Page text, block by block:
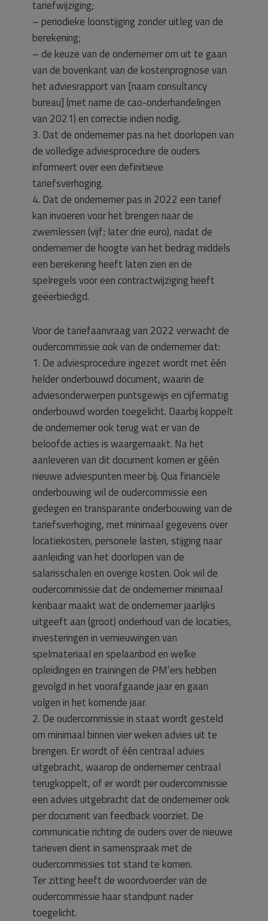
tariefwijziging;
– periodieke loonstijging zonder uitleg van de
berekening;
– de keuze van de ondernemer om uit te gaan
van de bovenkant van de kostenprognose van
het adviesrapport van [naam consultancy
bureau] (met name de cao-onderhandelingen
van 2021) en correctie indien nodig.
3. Dat de ondernemer pas na het doorlopen van
de volledige adviesprocedure de ouders
informeert over een definitieve
tariefsverhoging.
4. Dat de ondernemer pas in 2022 een tarief
kan invoeren voor het brengen naar de
zwemlessen (vijf; later drie euro), nadat de
ondernemer de hoogte van het bedrag middels
een berekening heeft laten zien en de
spelregels voor een contractwijziging heeft
geëerbiedigd.
Voor de tariefaanvraag van 2022 verwacht de
oudercommissie ook van de ondernemer dat:
1. De adviesprocedure ingezet wordt met één
helder onderbouwd document, waarin de
adviesonderwerpen puntsgewijs en cijfermatig
onderbouwd worden toegelicht. Daarbij koppelt
de ondernemer ook terug wat er van de
beloofde acties is waargemaakt. Na het
aanleveren van dit document komen er géén
nieuwe adviespunten meer bij. Qua financiële
onderbouwing wil de oudercommissie een
gedegen en transparante onderbouwing van de
tariefsverhoging, met minimaal gegevens over
locatiekosten, personele lasten, stijging naar
aanleiding van het doorlopen van de
salarisschalen en overige kosten. Ook wil de
oudercommissie dat de ondernemer minimaal
kenbaar maakt wat de ondernemer jaarlijks
uitgeeft aan (groot) onderhoud van de locaties,
investeringen in vernieuwingen van
spelmateriaal en spelaanbod en welke
opleidingen en trainingen de PM’ers hebben
gevolgd in het voorafgaande jaar en gaan
volgen in het komende jaar.
2. De oudercommissie in staat wordt gesteld
om minimaal binnen vier weken advies uit te
brengen. Er wordt of één centraal advies
uitgebracht, waarop de ondernemer centraal
terugkoppelt, of er wordt per oudercommissie
een advies uitgebracht dat de ondernemer ook
per document van feedback voorziet. De
communicatie richting de ouders over de nieuwe
tarieven dient in samenspraak met de
oudercommissies tot stand te komen.
Ter zitting heeft de woordvoerder van de
oudercommissie haar standpunt nader
toegelicht.